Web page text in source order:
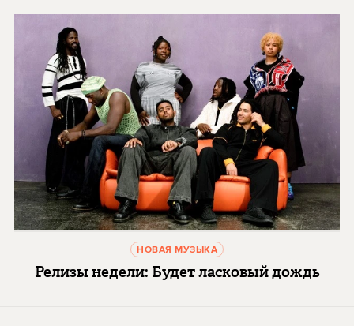
НОВАЯ МУЗЫКА
Релизы недели: Будет ласковый дождь